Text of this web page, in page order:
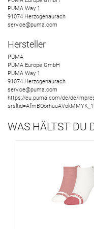
PUMA Way 1
91074 Herzogenaurach
service@puma.com
Hersteller
PUMA
PUMA Europe GmbH
PUMA Way 1
91074 Herzogenaurach
service@puma.com
https://eu.puma.com/de/de/
WAS HÄLTST DU